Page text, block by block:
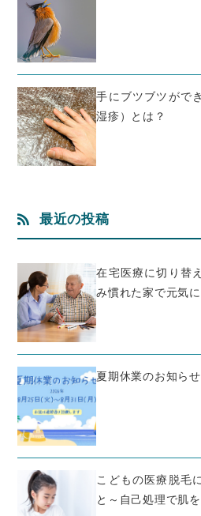
手にブツブツがで
湿疹）とは？
最近の投稿
在宅医療に切り替
み慣れた家で元気
夏期休業のお知らせ
こどもの医療脱毛
と～自己処理で肌